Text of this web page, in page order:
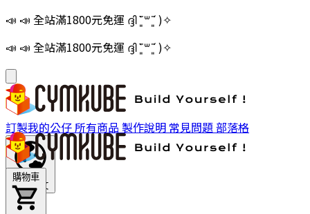
📣 📣 全站滿1800元免運 ദ്ദി ˉ͈̀꒳ˉ͈́ )✧
📣 📣 全站滿1800元免運 ദ്ദി ˉ͈̀꒳ˉ͈́ )✧
訂製我的公仔所有商品 製作說明 常見問題部落格
繁體中文
購物車
購物車